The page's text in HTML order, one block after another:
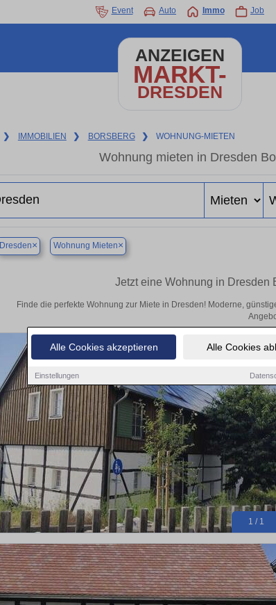
Alle Cookies akzeptieren Alle Cookies
Einstellungen
Event Auto Immo Job
ANZEIGEN
MARKT-
DRESDEN
❯ IMMOBILIEN ❯ BORSBERG ❯ WOHNUNG-MIETEN
Wohnung mieten in Dresden
Dresden× Wohnung Mieten×
Jetzt eine Wohnung in Dresden
Finde die perfekte Wohnung zur Miete in Dresden! Moderne,
1 / 1